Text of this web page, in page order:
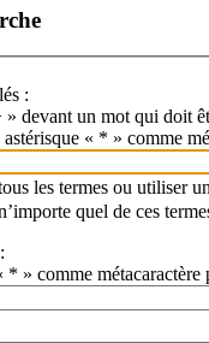
:
» devant un mot qui doit
« * » comme
les termes ou utiliser
quel de ces
» comme métacaractère